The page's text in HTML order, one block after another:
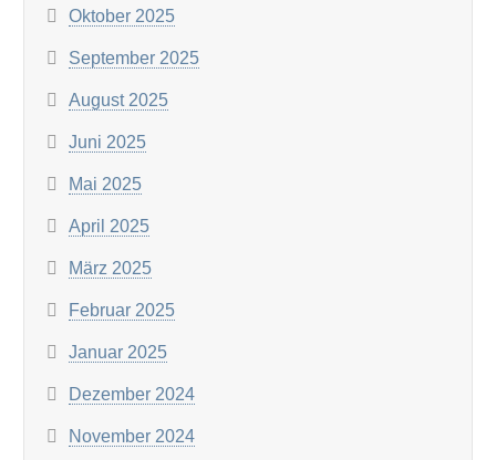
Oktober 2025
September 2025
August 2025
Juni 2025
Mai 2025
April 2025
März 2025
Februar 2025
Januar 2025
Dezember 2024
November 2024